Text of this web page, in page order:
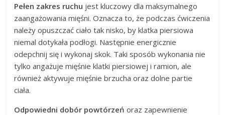
Pełen zakres ruchu jest kluczowy dla maksymalnego
zaangażowania mięśni. Oznacza to, że podczas ćwiczenia
należy opuszczać ciało tak nisko, by klatka piersiowa
niemal dotykała podłogi. Następnie energicznie
odepchnij się i wykonaj skok. Taki sposób wykonania nie
tylko angażuje mięśnie klatki piersiowej i ramion, ale
również aktywuje mięśnie brzucha oraz dolne partie
ciała.
Odpowiedni dobór powtórzeń oraz zapewnienie